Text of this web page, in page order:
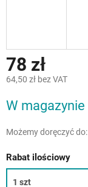
78 zł
64,50 zł bez VAT
jednostkowa:
W magazynie
Możemy doręczyć do:
Rabat ilościowy
1 szt